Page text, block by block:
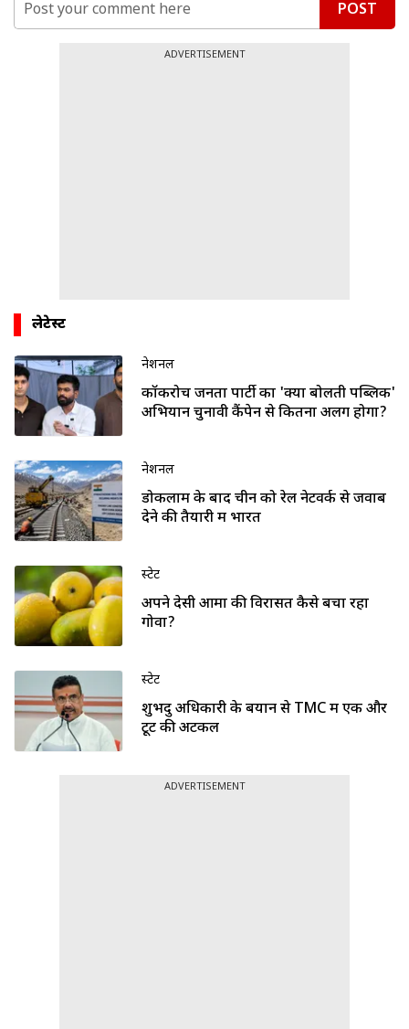
POST
ADVERTISEMENT
लेटेस्ट
नेशनल
कॉकरोच जनता पार्टी का 'क्या बोलती पब्लिक'
अभियान चुनावी कैंपेन से कितना अलग होगा?
नेशनल
डोकलाम के बाद चीन को रेल नेटवर्क से जवाब
देने की तैयारी में भारत
स्टेट
अपने देसी आमों की विरासत कैसे बचा रहा
गोवा?
स्टेट
शुभेंदु अधिकारी के बयान से TMC में एक और
टूट की अटकलें
ADVERTISEMENT